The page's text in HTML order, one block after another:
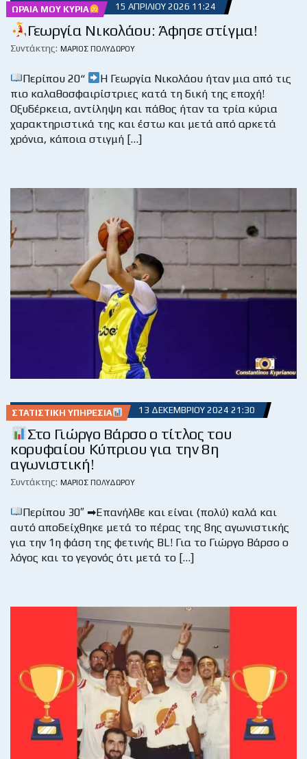
ΩΡΑΊΑ ΜΟΥ ΚΥΡΊΑ 15 ΑΠΡΙΛΊΟΥ 2026 11:24
Γεωργία Νικολάου: Άφησε στίγμα!
Συντάκτης: ΜΆΡΙΟΣ ΠΟΛΥΔΏΡΟΥ
Περίπου 20“
Η Γεωργία Νικολάου ήταν μια από τις
πιο καλαθοσφαιρίστριες κατά τη δική της εποχή!
Οξυδέρκεια, αντίληψη και πάθος ήταν τα τρία κύρια
χαρακτηριστικά της και έστω και μετά από αρκετά
χρόνια, κάποια στιγμή […]
ΣΤΑΤΙΣΤΙΚΉ ΥΠΗΡΕΣΊΑ 13 ΔΕΚΕΜΒΡΊΟΥ 2024 21:30
Στο Γιώργο Βάρσο ο τίτλος του
κορυφαίου Κύπριου για την 8η
αγωνιστική!
Συντάκτης: ΜΆΡΙΟΣ ΠΟΛΥΔΏΡΟΥ
Περίπου 30″ ➡Επανήλθε και είναι (πολύ) καλά και
αυτό αποδείχθηκε μετά το πέρας της 8ης αγωνιστικής
για την 1η φάση της φετινής BL! Για το Γιώργο Βάρσο ο
λόγος και το γεγονός ότι μετά το […]